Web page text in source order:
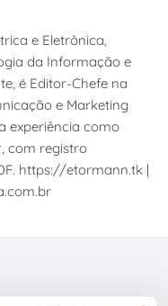
e Eletrônica,
da Informação e
é Editor-Chefe na
e Marketing
experiência como
com registro
https://etormann.tk |